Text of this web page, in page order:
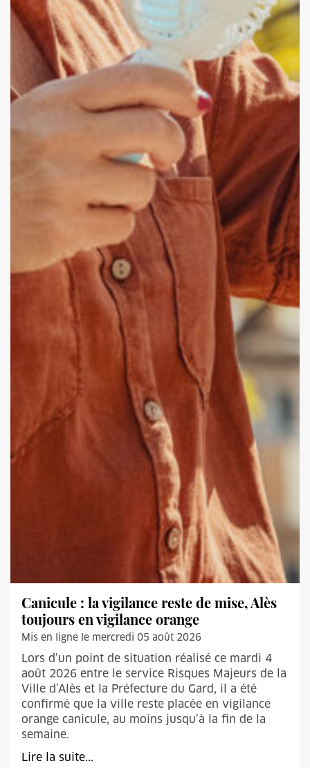
Canicule : la vigilance reste de mise, Alès
toujours en vigilance orange
Mis en ligne le mercredi 05 août 2026
Lors d’un point de situation réalisé ce mardi 4
août 2026 entre le service Risques Majeurs de la
Ville d’Alès et la Préfecture du Gard, il a été
confirmé que la ville reste placée en vigilance
orange canicule, au moins jusqu’à la fin de la
semaine.
Lire la suite...